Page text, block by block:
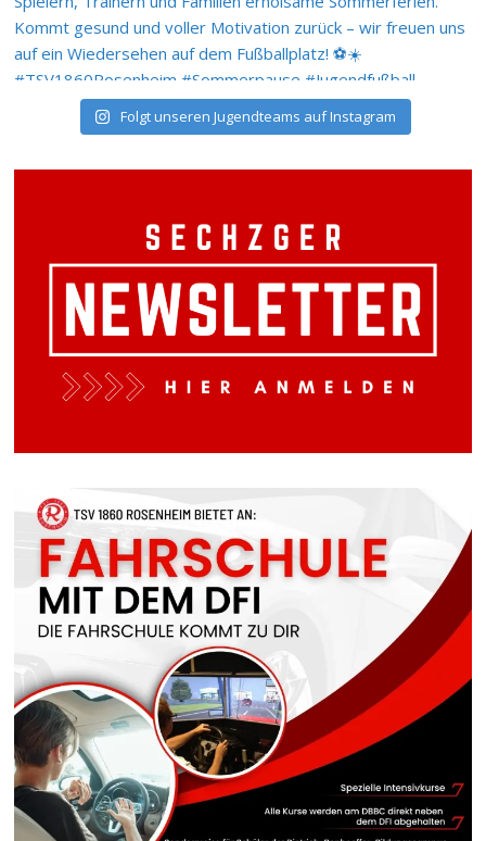
Folgt unseren Jugendteams auf Instagram